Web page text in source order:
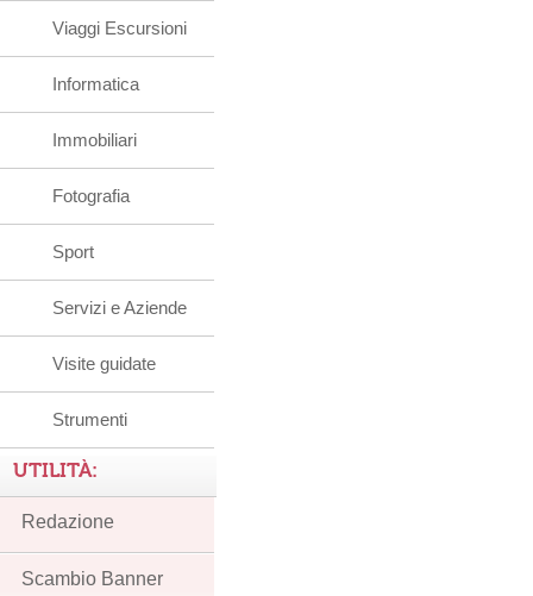
Viaggi Escursioni
Informatica
Immobiliari
Fotografia
Sport
Servizi e Aziende
Visite guidate
Strumenti
UTILITÀ:
Redazione
Scambio Banner